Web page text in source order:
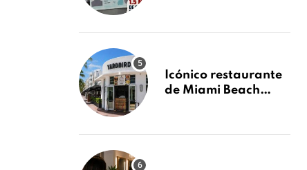
millones de
Icónico restaurante
de Miami Beach
después de 15 años